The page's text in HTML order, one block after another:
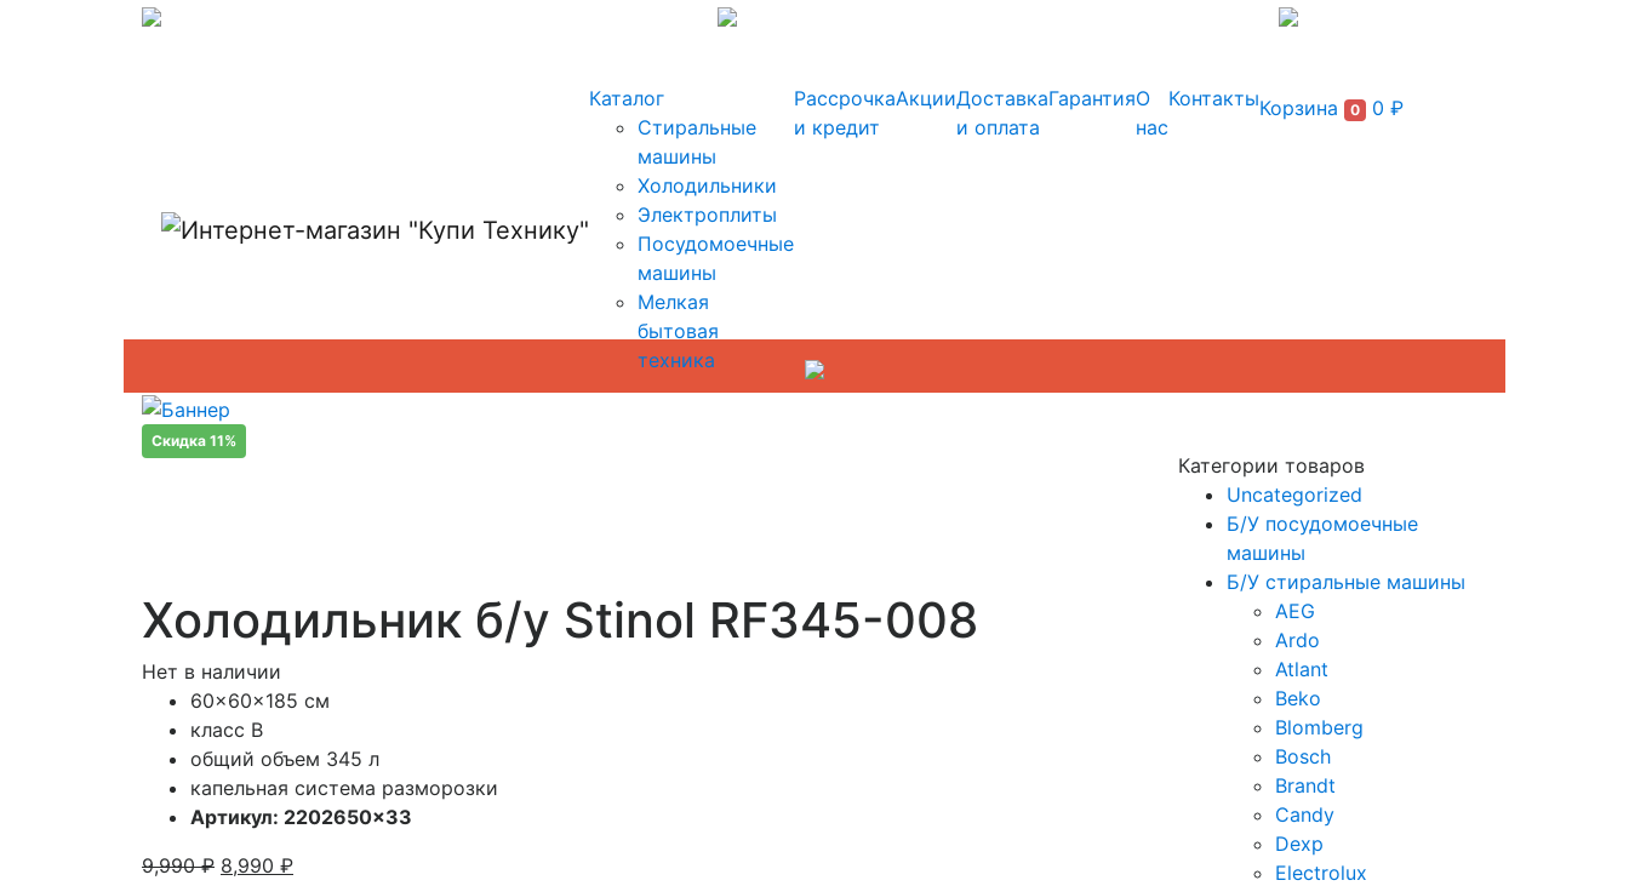
Каталог
Стиральные
машины
Холодильники
Электроплиты
Посудомоечные
машины
Мелкая
бытовая
техника
Рассрочка
и кредит
АкцииДоставка
и оплата
ГарантияО
нас
КонтактыКорзина 0 0 ₽
Скидка 11%
Холодильник б/у Stinol RF345-008
Нет в наличии
60x60x185 см
класс В
общий объем 345 л
капельная система разморозки
Артикул: 2202650×33
9,990₽ 8,990 ₽
Категории товаров
Uncategorized
Б/У посудомоечные
машины
Б/У стиральные машины
AEG
Ardo
Atlant
Beko
Blomberg
Bosch
Brandt
Candy
Dexp
Electrolux